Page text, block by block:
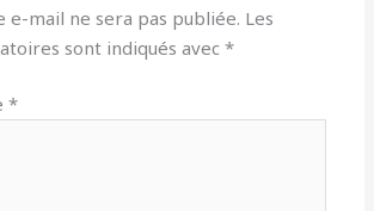
e-mail ne sera pas publiée. Les
sont indiqués avec*
*